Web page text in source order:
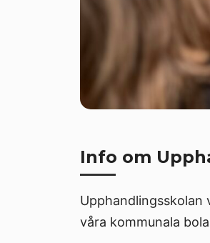
Info om
Upphandlingsskolan
våra kommunala